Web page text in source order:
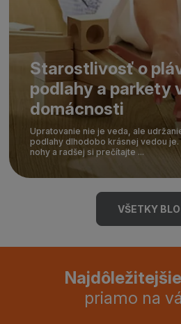
Starostlivosť o
podlahy a parkety
domácnosti
Upratovanie nie je veda, ale
podlahy dlhodobo krásnej vedou
nohy a radšej si prečítajte ...
VŠETKY
priamo na